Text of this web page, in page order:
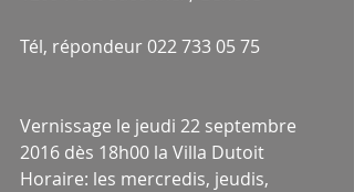
Tél, répondeur 022 733 05 75
Vernissage le jeudi 22 septembre
2016 dès 18h00 la Villa Dutoit
Horaire: les mercredis, jeudis,